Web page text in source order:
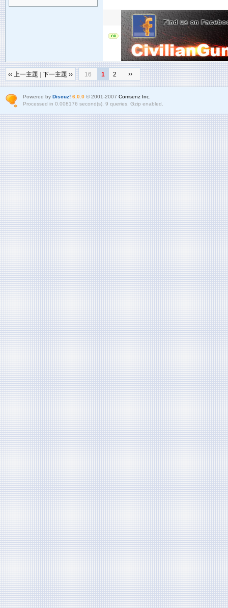
‹‹ 上一主題 下一主題 ›› 16 1 2 ››
Powered by Discuz! 6.0.0© 2001-2007 Comsenz Inc.
Processed in 0.008176 second(s), 9 queries, Gzip enabled.